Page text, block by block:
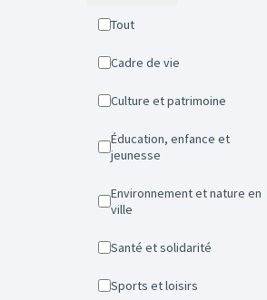
Tout
Cadre de vie
Culture et patrimoine
Éducation, enfance et
jeunesse
Environnement et nature en
ville
Santé et solidarité
Sports et loisirs